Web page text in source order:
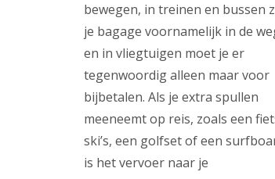
bewegen, in treinen en bussen
je bagage voornamelijk in de
en in vliegtuigen moet je er
tegenwoordig alleen maar voor
bijbetalen. Als je extra spullen
meeneemt op reis, zoals een
ski’s, een golfset of een
is het vervoer naar je